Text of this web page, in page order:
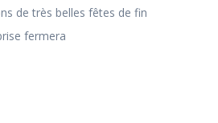
de très belles fêtes de fin
fermera